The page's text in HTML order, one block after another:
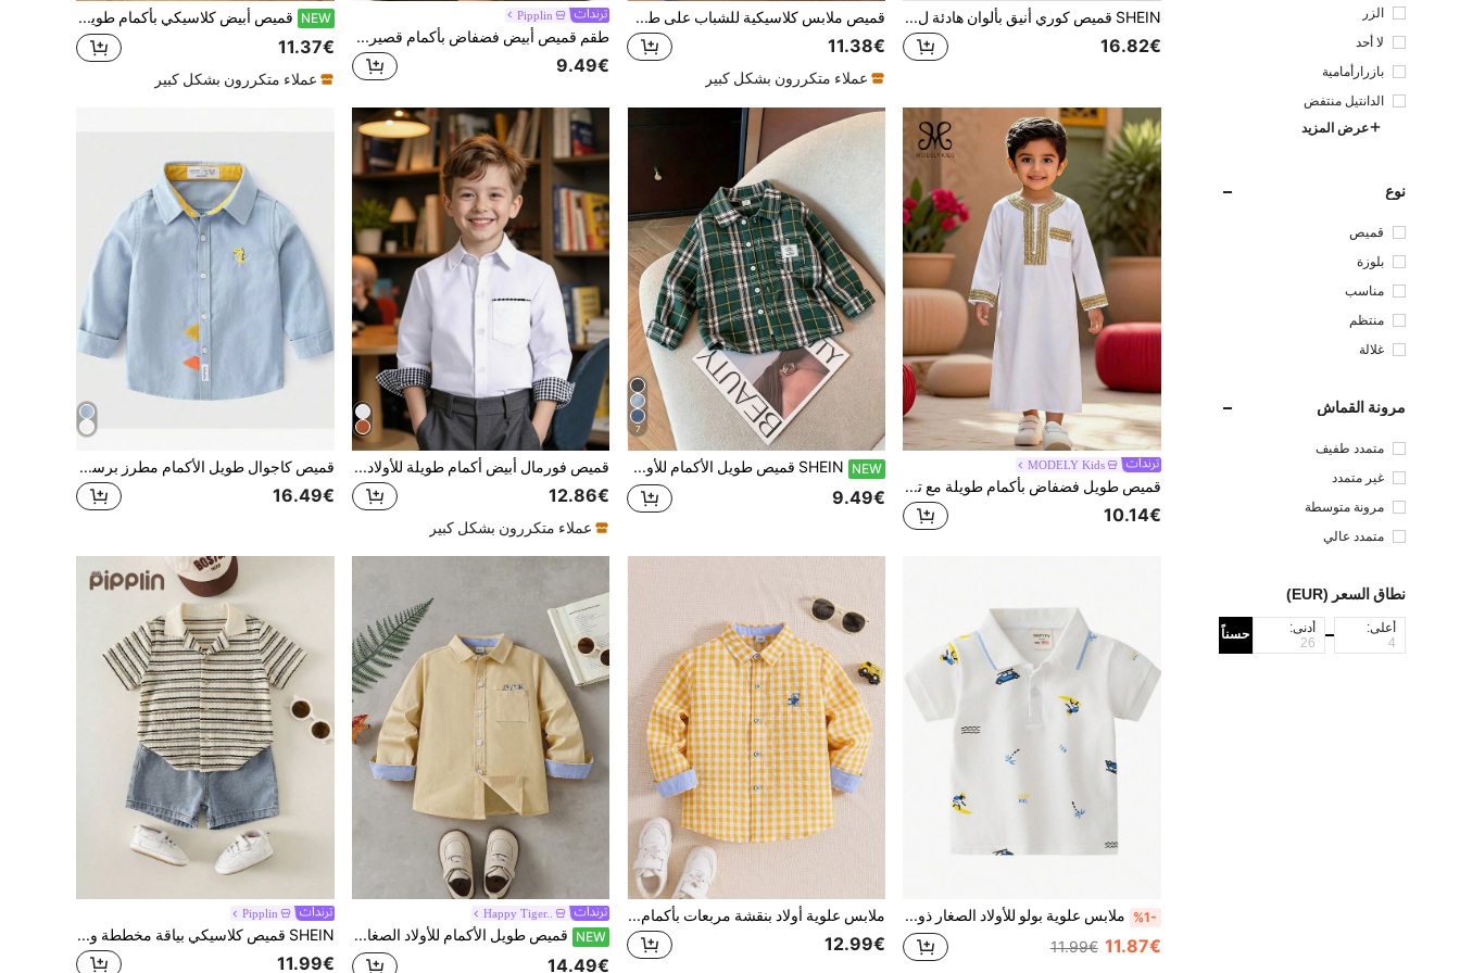
الزر
لا أحد
بازرارأمامية
الدانتيل منتفض
عرض المزيد
نوع
قميص
بلوزة
مناسب
منتظم
غلالة
مرونة القماش
متمدد طفيف
غير متمدد
مرونة متوسطة
متمدد عالي
نطاق السعر (EUR)
أعلى: أدنى: حسناً
SHEIN قميص كوري أنيق بألوان هادئة ل- صبي منسوج بإرخاء، أطقم من قطعتين بلونين مختلفين، مناسب للمدرسة والمنزل والرياضة والموسم الربيع والصيف، اشترِ قطعة واحدة وستحصل على مجموعة، يمكنك الحصول على قطعتين بقيمة جيدة وتكلفة فعالة، مناسب كهدية
16.82€
قميص ملابس كلاسيكية للشباب على طراز الكلية للحفلات الكاجوال بجيب زهري وردي، أبيض، أكمام طويلة
11.38€
عملاء متكررون بشكل كبير
Pipplin
طقم قميص أبيض فضفاض بأكمام قصيرة مناسب للأولاد للذهاب للمدرسة والمناسبات اليومية والحفلات والأعياد والرحلات والرياضة مناسب للربيع والصيف
9.49€
NEW قميص أبيض كلاسيكي بأكمام طويلة للأولاد الصغار، تصميم جيب الصدر مع خياطة متباينة، مناسب للعودة إلى المدرسة والأعراس والحفلات والمناسبات الرسمية
11.37€
عملاء متكررون بشكل كبير
MODELY Kids
قميص طويل فضفاض بأكمام طويلة مع تصميم أزرار وجيب شريطي للأولاد الصغار
10.14€
7
NEW SHEIN قميص طويل الأكمام للأولاد مع رقعة وجيب، طباعة حروف، موضة كاجوال متعددة الاستخدامات
9.49€
قميص فورمال أبيض أكمام طويلة للأولاد في أسلوب المدارس العليا الكلاسيكي، للأطفال البالغ، مفتت، حامل الخاتم، قطعة رقعة الجيب المخطط
12.86€
عملاء متكررون بشكل كبير
قميص كاجوال طويل الأكمام مطرز برسوم الأطفال الكرتونية، موديل جديد للخريف
16.49€
%1- ملابس علوية بولو للأولاد الصغار ذو أكمام قصيرة , تصميم سيارة صيفي
11.87€
11.99€
ملابس علوية أولاد بنقشة مربعات بأكمام طويلة، ملابس علوية كاجوال للأطفال الصغار والأطفال الصغار، للربيع والخريف
12.99€
Happy Tiger..
NEW قميص طويل الأكمام للأولاد الصغار بتصميم كاجوال للارتداء اليومي في الربيع/الخريف، بطبعة ديناصور كرتونية لطيفة ومرحة وألوان متباينة
14.49€
Pipplin
SHEIN قميص كلاسيكي بياقة مخططة وأكمام قصيرة للأولاد الصغار، مناسب للارتداء اليومي والمدرسة والرياضة في فصول الربيع والصيف والخريف
11.99€